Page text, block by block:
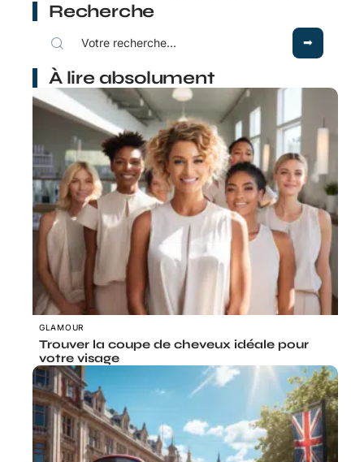
Recherche
À lire absolument
GLAMOUR
Trouver la coupe de cheveux idéale pour
votre visage